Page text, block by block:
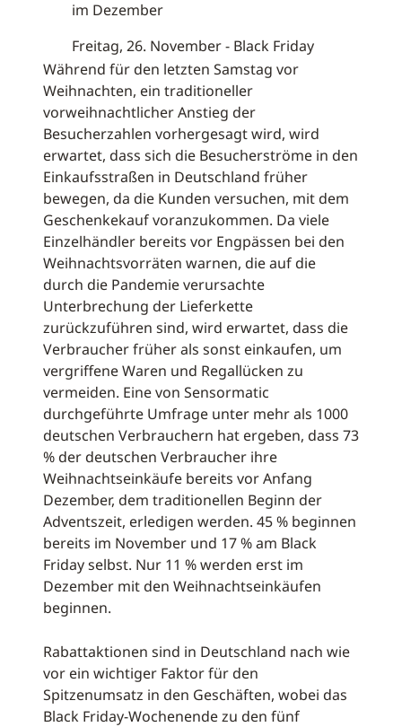
im Dezember
Freitag, 26. November - Black Friday
Während für den letzten Samstag vor
Weihnachten, ein traditioneller
vorweihnachtlicher Anstieg der
Besucherzahlen vorhergesagt wird, wird
erwartet, dass sich die Besucherströme in den
Einkaufsstraßen in Deutschland früher
bewegen, da die Kunden versuchen, mit dem
Geschenkekauf voranzukommen. Da viele
Einzelhändler bereits vor Engpässen bei den
Weihnachtsvorräten warnen, die auf die
durch die Pandemie verursachte
Unterbrechung der Lieferkette
zurückzuführen sind, wird erwartet, dass die
Verbraucher früher als sonst einkaufen, um
vergriffene Waren und Regallücken zu
vermeiden. Eine von Sensormatic
durchgeführte Umfrage unter mehr als 1000
deutschen Verbrauchern hat ergeben, dass 73
% der deutschen Verbraucher ihre
Weihnachtseinkäufe bereits vor Anfang
Dezember, dem traditionellen Beginn der
Adventszeit, erledigen werden. 45 % beginnen
bereits im November und 17 % am Black
Friday selbst. Nur 11 % werden erst im
Dezember mit den Weihnachtseinkäufen
beginnen.
Rabattaktionen sind in Deutschland nach wie
vor ein wichtiger Faktor für den
Spitzenumsatz in den Geschäften, wobei das
Black Friday-Wochenende zu den fünf